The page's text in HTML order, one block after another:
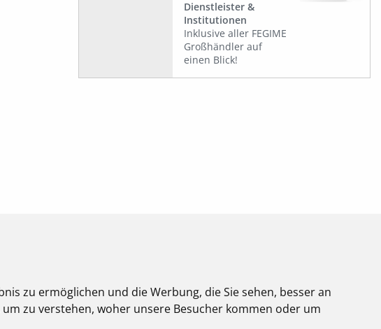
zu ermöglichen und die Werbung, die Sie sehen, besser an
zu verstehen, woher unsere Besucher kommen oder um
Dienstleister &
Institutionen
Inklusive aller FEGIME
Großhändler auf
einen Blick!
werden.
Über uns
Impressum